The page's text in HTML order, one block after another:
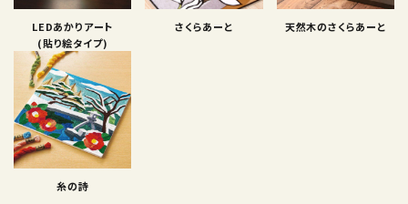
LEDあかりアート
(貼り絵タイプ)
さくらあーと 天然木のさくらあーと
糸の詩